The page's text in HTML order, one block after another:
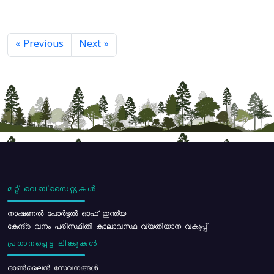
« Previous Next »
മറ്റ് വെബ്സൈറ്റുകൾ
നാഷണൽ പോർട്ടൽ ഓഫ് ഇന്ത്യ
കേന്ദ്ര വനം പരിസ്ഥിതി കാലാവസ്ഥ വ്യതിയാന വകുപ്പ്
പ്രധാനപ്പെട്ട ലിങ്കുകൾ
ഓൺലൈൻ സേവനങ്ങൾ